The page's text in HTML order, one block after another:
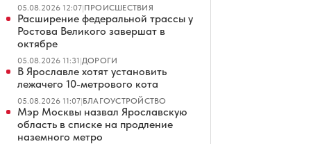
05.08.2026 12:07|ПРОИСШЕСТВИЯ
Расширение федеральной трассы у
Ростова Великого завершат в
октябре
05.08.2026 11:31|ДОРОГИ
В Ярославле хотят установить
лежачего 10-метрового кота
05.08.2026 11:07|БЛАГОУСТРОЙСТВО
Мэр Москвы назвал Ярославскую
область в списке на продление
наземного метро